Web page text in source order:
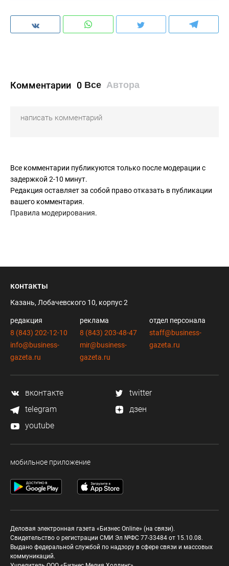
Комментарии 0 Все Автора
Все комментарии публикуются только после модерации с
задержкой 2-10 минут.
Редакция оставляет за собой право отказать в публикации
вашего комментария.
Правила модерирования.
контакты
Казань, Лобачевского 10, корпус 2
редакция
8 (843) 202-12-10
info@business-
gazeta.ru
реклама
8 (843) 203-48-47
mir@business-
gazeta.ru
отдел персонала
staff@business-
gazeta.ru
вконтакте
twitter
telegram
дзен
youtube
мобильное приложение
Деловая электронная газета «Бизнес Online» (на связи).
Свидетельство о регистрации СМИ Эл №ФС 77-33484 от 15.10.08.
Выдано федеральной службой по надзору в сфере связи и массовых
коммуникаций.